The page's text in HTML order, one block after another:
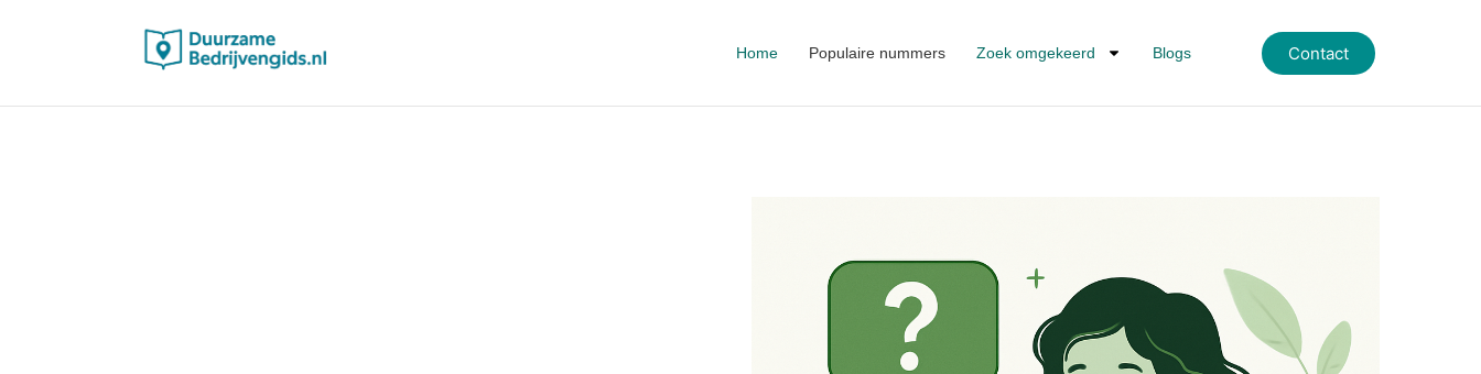
Home Populaire nummers Zoek omgekeerd Blogs Contact